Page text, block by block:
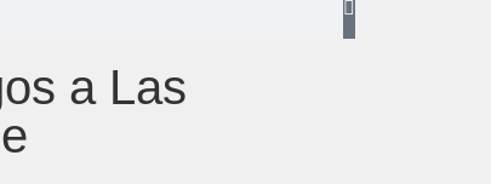
a Las